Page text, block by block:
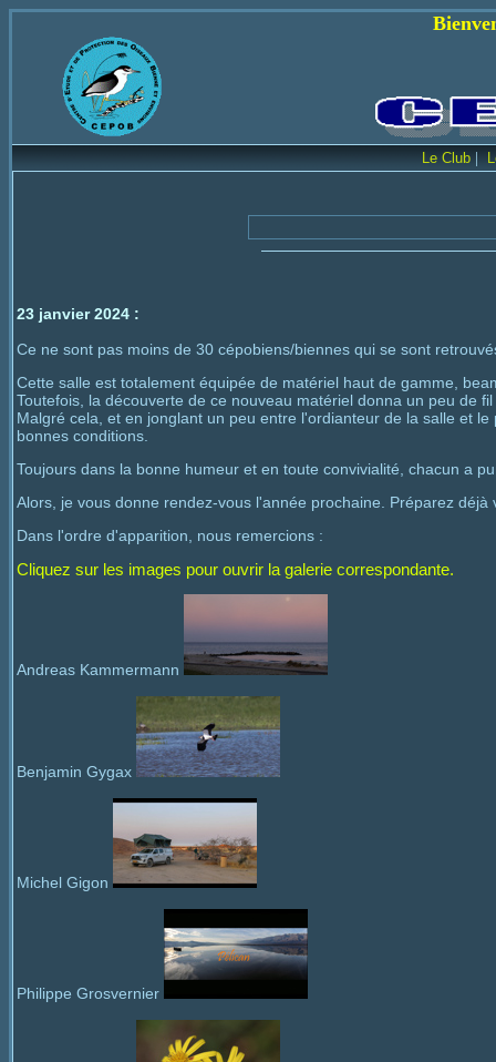
Bienvenue sur le
Le Club|
23 janvier 2024 :
Ce ne sont pas moins de 30 cépobiens/biennes qui se sont
Cette salle est totalement équipée de matériel haut de gamme,
Toutefois, la découverte de ce nouveau matériel donna un peu de
Malgré cela, et en jonglant un peu entre l'ordianteur de la salle et
bonnes conditions.
Toujours dans la bonne humeur et en toute convivialité, chacun a
Alors, je vous donne rendez-vous l'année prochaine. Préparez déjà
Dans l'ordre d'apparition, nous remercions :
Cliquez sur les images pour ouvrir la galerie correspondante.
Andreas Kammermann
Benjamin Gygax
Michel Gigon
Philippe Grosvernier